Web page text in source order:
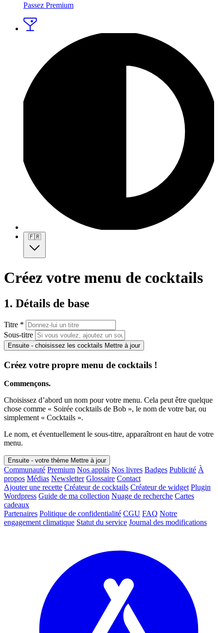
Passez Premium
🇫🇷
Créez votre menu de cocktails
1. Détails de base
Titre *
Sous-titre
Ensuite - choisissez les cocktails Mettre à jour
Créez votre propre menu de cocktails !
Commençons.
Choisissez d’abord un nom pour votre menu. Cela peut être quelque
chose comme « Soirée cocktails de Bob », le nom de votre bar, ou
simplement « Cocktails ».
Le nom, et éventuellement le sous-titre, apparaîtront en haut de votre
menu.
Ensuite - votre thème Mettre à jour
Communauté Premium Nos applis Nos livres Badges Publicité À
propos Médias Newsletter Glossaire Contact
Ajouter une recette Créateur de cocktails Créateur de widget Plugin
Wordpress Guide de ma collection Nuage de recherche Cartes
cadeaux
Partenaires Politique de confidentialité CGU FAQ Notre
engagement climatique Statut du service Journal des modifications